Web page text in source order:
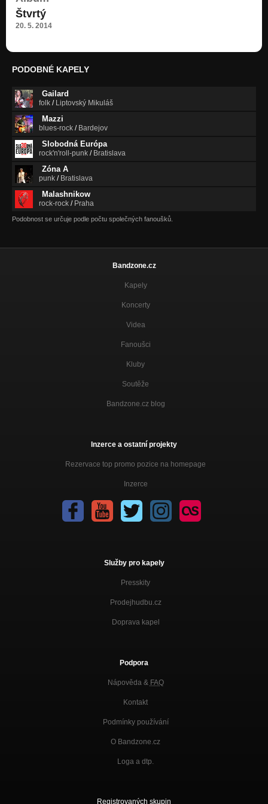
TO SI ZAPAMÄTÁM
ZÁLEŽÍ NA NÁS
VYPÍNÁM
ZATÚLANÁ PLANÉTA
ZÁLEŽÍ NA NÁS
SOCHA
ZÁLEŽÍ NA NÁS
LEO
ZÁLEŽÍ NA NÁS
Hrám si Rock
Som na ťahu
Štvrtý
20. 5. 2014
PODOBNÉ KAPELY
Gailard
folk / Liptovský Mikuláš
Mazzi
blues-rock / Bardejov
Slobodná Európa
rock'n'roll-punk / Bratislava
Zóna A
punk / Bratislava
Malashnikow
rock-rock / Praha
Podobnost se určuje podle počtu společných fanoušků.
Bandzone.cz
Kapely
Koncerty
Videa
Fanoušci
Kluby
Soutěže
Bandzone.cz blog
Inzerce a ostatní projekty
Rezervace top promo pozice na homepage
Inzerce
Služby pro kapely
Presskity
Prodejhudbu.cz
Doprava kapel
Podpora
Nápověda & FAQ
Kontakt
Podmínky používání
O Bandzone.cz
Loga a dtp.
Registrovaných skupin